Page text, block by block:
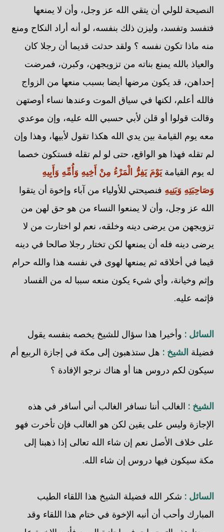
النصيحة للولي أن يتقي الله عز وجل، وأن لا يمنعها
فتفسد وتفسد، وليزن ذلك بنفسه، لو أنه أراد النكاح ومنع
منه ماذا تكون نفسه ؟ ولقد حدثت قديما أن رجلا كان
والعياذ بالله يمنع بناته من تزويجهن، وكبرن، فمرضت
إحداهن، قد يكون مرضها أيضا بسبب منعها من الزواج
فالله أعلم، لكنها في سياق الموت وعندها نساء أوصتهن
وقالت قولوا أو قلن لأبي حسبي الله عليه، وإن موعدي
معه يوم القيامة بين يدي الله هكذا تقول لأبيها، وهذا وإن
لم تقله فهذا هو الواقع، حتى لو لم تقله فستكون خصما
له يوم القيامةيَوْمَ يَفِرُّ الْمَرْءُ مِنْ أَخِيهِ وَأُمِّهِ وَأَبِيهِ
وَصَاحِبَتِهِ وَبَنِيهِ فنصيحتي للأولياء من آباء وإخوة أن يتقوا
الله عز وجل، وأن لا يمنعوا النساء من هو حق لهن من
تزويجهن من يرضى دينه وخلقه، نعم لو اختارت من لا
يرضى دينه فله أن يمنعها لكن تختار رجلا صالحا في دينه
قيما في أخلاقه ثم يمنعها لهوى في نفسه هذا والله حرام
وإثم وخيانة، وأي شيء يكون منعه سببا له من الفساد
فإثمه عليه.
السائل : وأخيرا هذا سؤال للشيخ يخصه بنفسه يقول
فضيلة الشيخ : هل ستذهبون إلى مكة في إجازة الربيع أم
سيكون لكم دروس هنا أو هناك نرجو الإفادة ؟
الشيخ : الغالب أننا نسافر الغالب أني أسافر في هذه
الإجازة وليس على يقين لكن هو الغالب فإن تأخرت فهو
على خلاف الأصل نعم إن شاء الله تعالى إذا ذهبنا إلى
مكة سيكون فيها دروس إن شاء الله.
السائل : شكر الله فضيلة الشيخ هذا اللقاء الطيب
المبارك وأحب أن أنبه الإخوة في ختام هذا اللقاء وقد